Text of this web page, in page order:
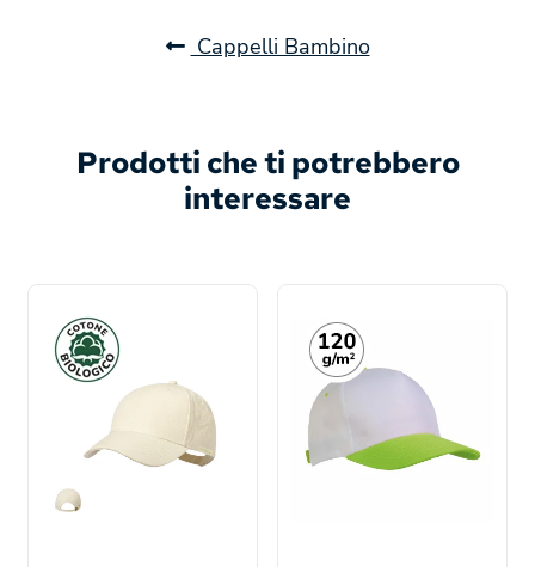
Cappelli Bambino
Prodotti che ti potrebbero
interessare